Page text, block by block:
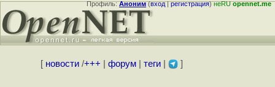
Профиль:Аноним(вход|регистрация)неRUopennet.me
[ новости/+++ форум| теги| ]